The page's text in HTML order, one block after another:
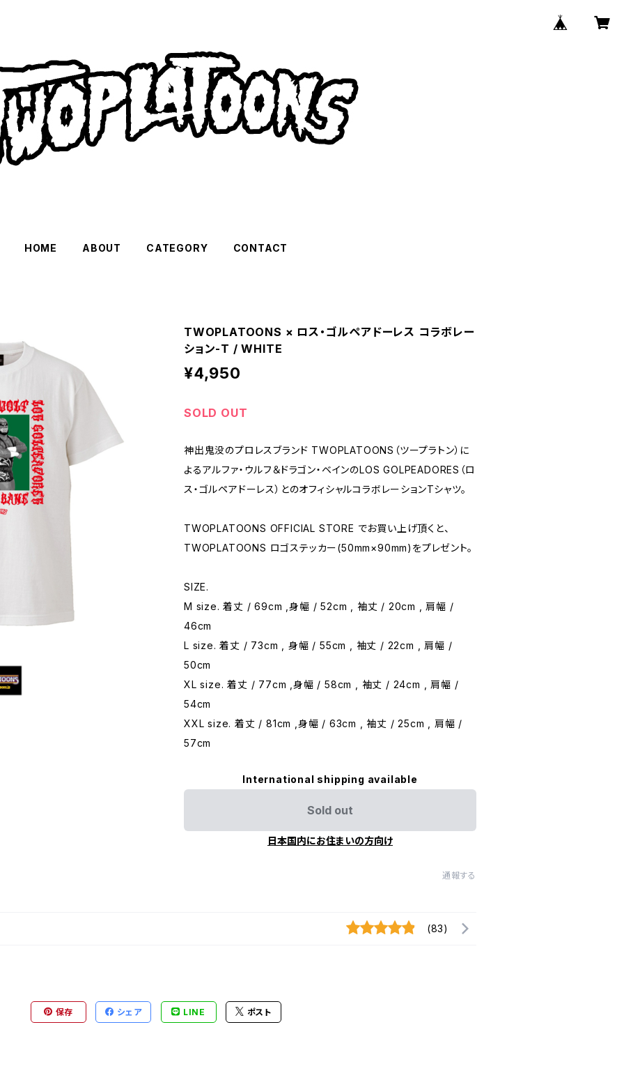
HOME ABOUT CATEGORY CONTACT
TWOPLATOONS × ロス・ゴルペアドーレス コラボレー
ション-T / WHITE
¥4,950
SOLD OUT
神出鬼没のプロレスブランド TWOPLATOONS（ツープラトン）に
よるアルファ・ウルフ＆ドラゴン・ベインのLOS GOLPEADORES（ロ
ス・ゴルペアドーレス）とのオフィシャルコラボレーションTシャツ。
TWOPLATOONS OFFICIAL STORE でお買い上げ頂くと、
TWOPLATOONS ロゴステッカー(50mm×90mm)をプレゼント。
SIZE.
M size. 着丈 / 69cm ,身幅 / 52cm , 袖丈 / 20cm , 肩幅 /
46cm
L size. 着丈 / 73cm , 身幅 / 55cm , 袖丈 / 22cm , 肩幅 /
50cm
XL size. 着丈 / 77cm ,身幅 / 58cm , 袖丈 / 24cm , 肩幅 /
54cm
XXL size. 着丈 / 81cm ,身幅 / 63cm , 袖丈 / 25cm , 肩幅 /
57cm
International shipping available
Sold out
日本国内にお住まいの方向け
通報する
(83)
保存 シェア LINE ポスト